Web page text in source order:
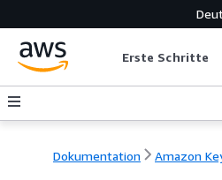
Erste Schritte
Dokumentation Amazon